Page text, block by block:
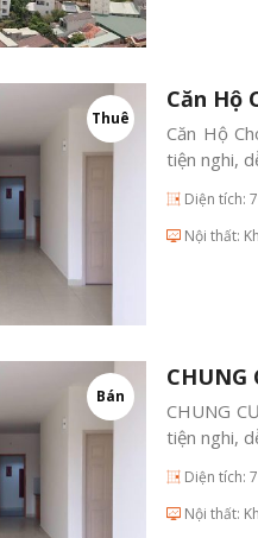
Thuê
Căn Hộ
Căn Hộ
tiện nghi,
Diện tích:
Nội thất:
Bán
CHUNG
CHUNG
tiện nghi,
Diện tích:
Nội thất: